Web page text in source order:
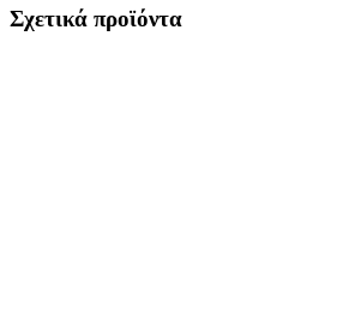
Σχετικά προϊόντα